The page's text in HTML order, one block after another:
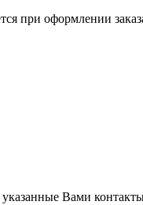
при оформлении
Вами